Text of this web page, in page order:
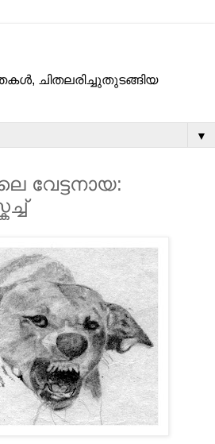
ചിതലരിച്ചുതുടങ്ങിയ
▼
വേട്ടനായ: